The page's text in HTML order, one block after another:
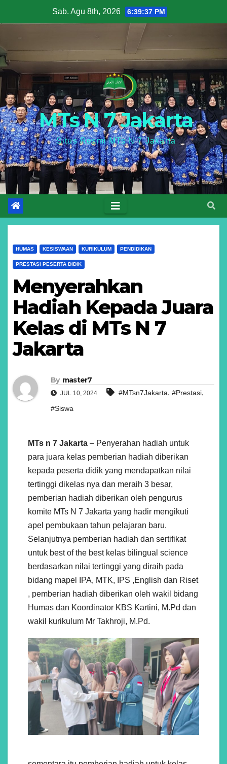
to
Sab. Agu 8th, 2026 6:39:38 PM
MTs N 7 Jakarta
Situs Resmi MTs N 7 Jakarta
HUMAS KESISWAAN KURIKULUM PENDIDIKAN
PRESTASI PESERTA DIDIK
Menyerahkan
Hadiah Kepada Juara
Kelas di MTs N 7
Jakarta
By master7
JUL 10, 2024 #MTsn7Jakarta, #Prestasi,
#Siswa
MTs n 7 Jakarta – Penyerahan hadiah untuk
para juara kelas pemberian hadiah diberikan
kepada peserta didik yang mendapatkan nilai
tertinggi dikelas nya dan meraih 3 besar,
pemberian hadiah diberikan oleh pengurus
komite MTs N 7 Jakarta yang hadir mengikuti
apel pembukaan tahun pelajaran baru.
Selanjutnya pemberian hadiah dan sertifikat
untuk best of the best kelas bilingual science
berdasarkan nilai tertinggi yang diraih pada
bidang mapel IPA, MTK, IPS ,English dan Riset
, pemberian hadiah diberikan oleh wakil bidang
Humas dan Koordinator KBS Kartini, M.Pd dan
wakil kurikulum Mr Takhroji, M.Pd.